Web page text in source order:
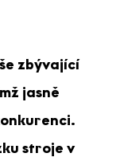
zbývající
jasně
stroje v